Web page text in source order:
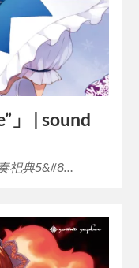
」 | sound
祀典5&#8…